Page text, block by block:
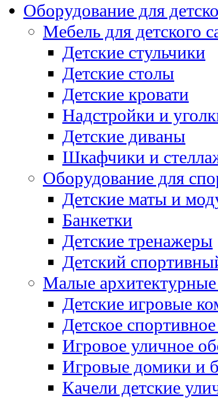
Оборудование для
Мебель для детского
Детские стульчики
Детские столы
Детские кровати
Надстройки и
Детские диваны
Шкафчики и
Оборудование для
Детские маты и
Банкетки
Детские тренажеры
Детский
Малые
Детские игровые
Детское
Игровое уличное
Игровые домики и
Качели детские